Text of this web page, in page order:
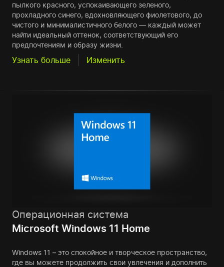
пылкого красного, успокаивающего зеленого,
прохладного синего, вдохновляющего фиолетового, до
чистого и минималистичного белого — каждый может
найти идеальный оттенок, соответствующий его
предпочтениям и образу жизни.
Узнать больше Изменить
Операционная система
Microsoft Windows 11 Home
Windows 11 – это спокойное и творческое пространство,
где вы можете продолжить свои увлечения и дополнить